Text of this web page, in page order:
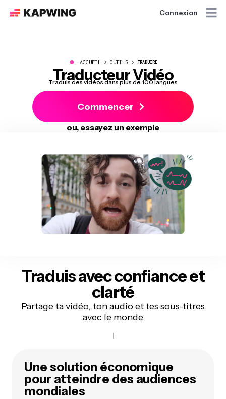
Connexion
● ACCUEIL OUTILS TRADUIRE
Traducteur Vidéo
Traduis des vidéos dans plus de 100 langues
Commencer
ou, essayez un exemple
Traduis avecconfiance et
clarté
Partage ta vidéo, ton audio et tes sous-titres
avec le monde
Une solution économique
pour atteindre des audiences
mondiales